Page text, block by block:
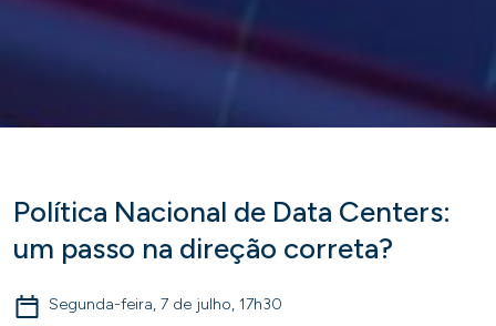
Política Nacional de Data Centers:
um passo na direção correta?
Segunda-feira, 7 de julho, 17h30